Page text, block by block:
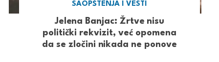
SAOPŠTENJA I VESTI
Jelena Banjac: Žrtve nisu
politički rekvizit, već opomena
da se zločini nikada ne ponove